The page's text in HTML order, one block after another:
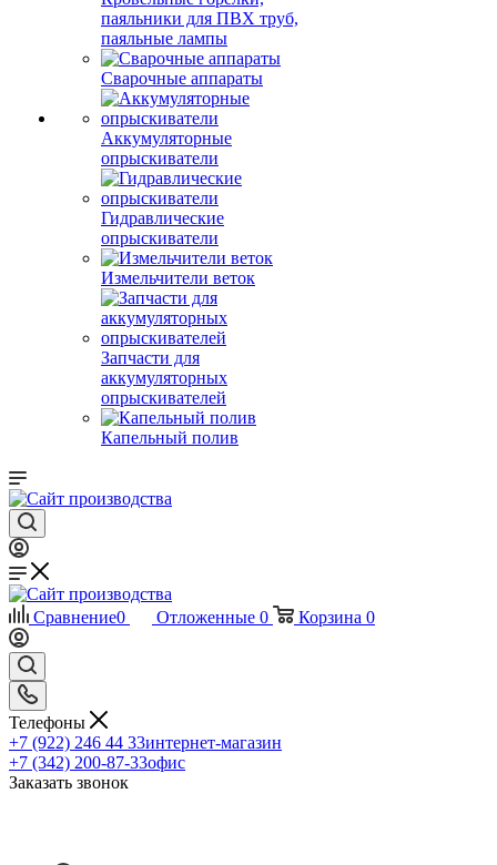
паяльники для ПВХ труб,
паяльные лампы
Сварочные аппараты
Аккумуляторные
опрыскиватели
Гидравлические
опрыскиватели
Измельчители веток
Запчасти для
аккумуляторных
опрыскивателей
Капельный полив
Сравнение0 Отложенные 0 Корзина 0
Телефоны
+7 (922) 246 44 33интернет-магазин
+7 (342) 200-87-33офис
Заказать звонок